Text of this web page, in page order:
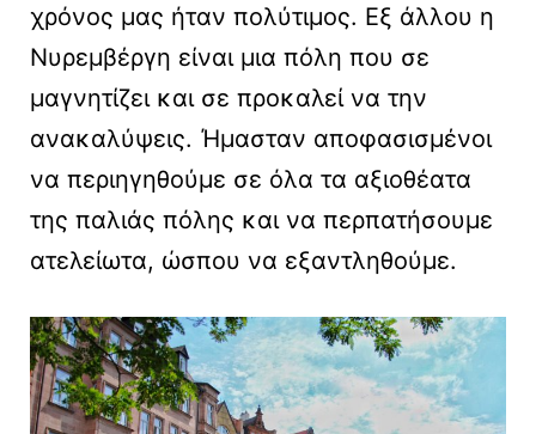
χρόνος μας ήταν πολύτιμος. Εξ άλλου η
Νυρεμβέργη είναι μια πόλη που σε
μαγνητίζει και σε προκαλεί να την
ανακαλύψεις. Ήμασταν αποφασισμένοι
να περιηγηθούμε σε όλα τα αξιοθέατα
της παλιάς πόλης και να περπατήσουμε
ατελείωτα, ώσπου να εξαντληθούμε.